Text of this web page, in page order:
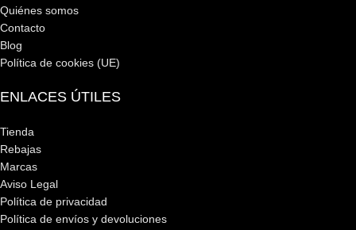
Quiénes somos
Contacto
Blog
Política de cookies (UE)
ENLACES ÚTILES
Tienda
Rebajas
Marcas
Aviso Legal
Política de privacidad
Política de envíos y devoluciones